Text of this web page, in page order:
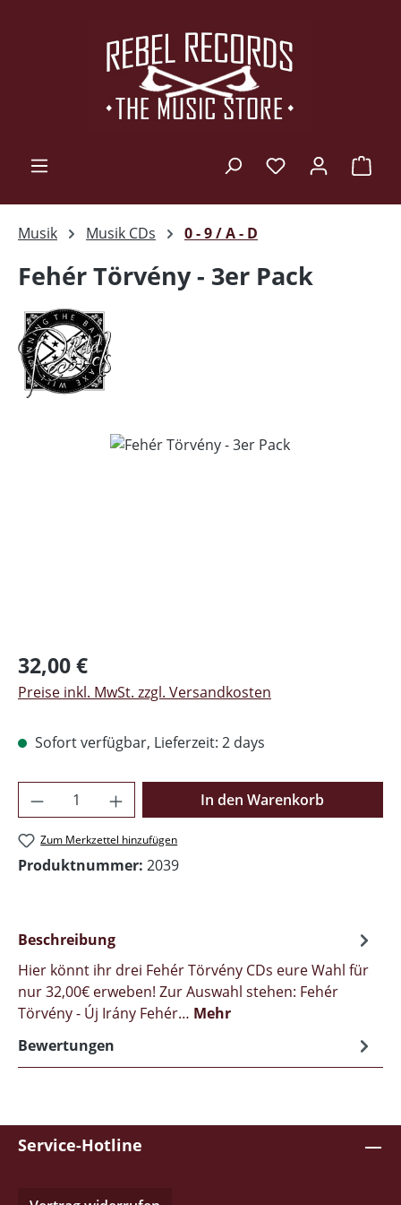
Musik Musik CDs 0 - 9 / A - D
Fehér Törvény - 3er Pack
Regulärer Preis:
32,00 €
Preise inkl. MwSt. zzgl. Versandkosten
Sofort verfügbar, Lieferzeit: 2 days
Produkt Anzahl: Gib den gewünschten
In den Warenkorb
Zum Merkzettel hinzufügen
Produktnummer: 2039
Beschreibung
Hier könnt ihr drei Fehér Törvény CDs eure Wahl für
nur 32,00€ erweben! Zur Auswahl stehen: Fehér
Törvény - Új Irány Fehér… Mehr
Bewertungen
Service-Hotline